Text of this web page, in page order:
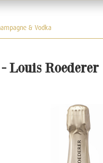
& Vodka
Louis Roederer